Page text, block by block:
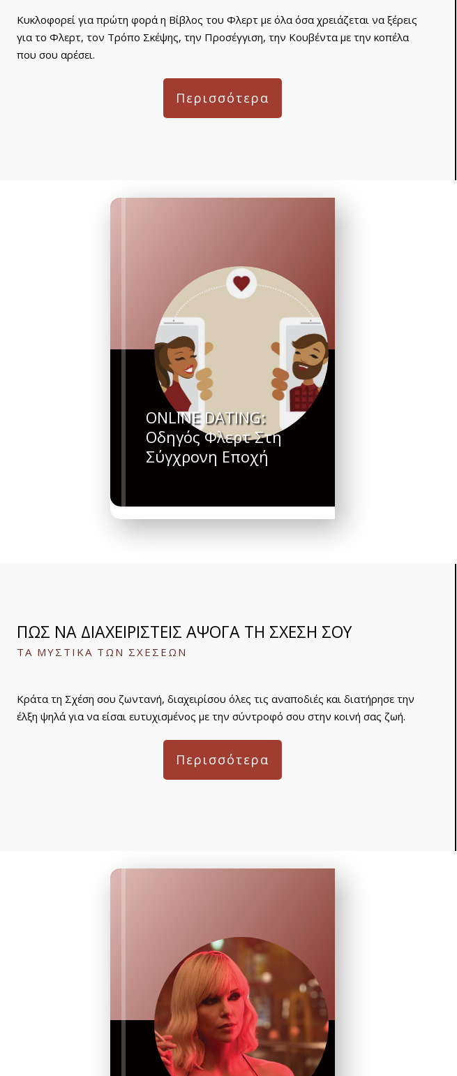
Κυκλοφορεί για πρώτη φορά η Βίβλος του Φλερτ με όλα όσα χρειάζεται να ξέρεις
για το Φλερτ, τον Τρόπο Σκέψης, την Προσέγγιση, την Κουβέντα με την κοπέλα
που σου αρέσει.
Περισσότερα
ONLINE DATING:
Οδηγός Φλερτ Στη
Σύγχρονη Εποχή
ΠΏΣ ΝΑ ΔΙΑΧΕΙΡΙΣΤΕΊΣ ΆΨΟΓΑ ΤΗ ΣΧΈΣΗ ΣΟΥ
ΤΑ ΜΥΣΤΙΚΑ ΤΩΝ ΣΧΕΣΕΩΝ
Κράτα τη Σχέση σου ζωντανή, διαχειρίσου όλες τις αναποδιές και διατήρησε την
έλξη ψηλά για να είσαι ευτυχισμένος με την σύντροφό σου στην κοινή σας ζωή.
Περισσότερα